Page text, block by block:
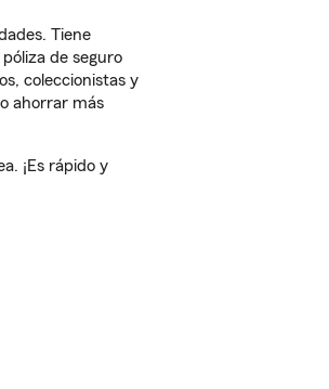
Tiene
de seguro
coleccionistas y
ahorrar más
¡Es rápido y